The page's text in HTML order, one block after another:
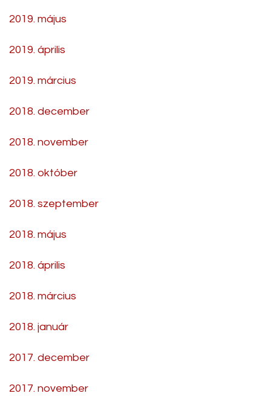
2019. május
2019. április
2019. március
2018. december
2018. november
2018. október
2018. szeptember
2018. május
2018. április
2018. március
2018. január
2017. december
2017. november